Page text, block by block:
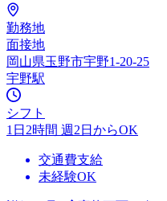
勤務地
面接地
岡山県玉野市宇野1-20-25
宇野駅
シフト
1日2時間 週2日からOK
交通費支給
未経験OK